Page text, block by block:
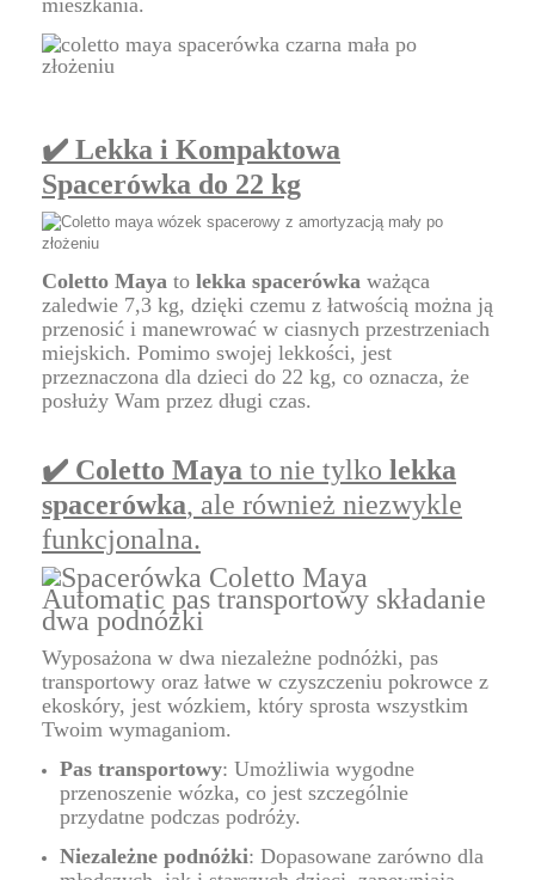
mieszkania.
✔️ Lekka i Kompaktowa
Spacerówka do 22 kg
Coletto Maya to lekka spacerówka ważąca
zaledwie 7,3 kg, dzięki czemu z łatwością można ją
przenosić i manewrować w ciasnych przestrzeniach
miejskich. Pomimo swojej lekkości, jest
przeznaczona dla dzieci do 22 kg, co oznacza, że
posłuży Wam przez długi czas.
✔️ Coletto Maya to nie tylko lekka
spacerówka, ale również niezwykle
funkcjonalna.
Wyposażona w dwa niezależne podnóżki, pas
transportowy oraz łatwe w czyszczeniu pokrowce z
ekoskóry, jest wózkiem, który sprosta wszystkim
Twoim wymaganiom.
Pas transportowy: Umożliwia wygodne
przenoszenie wózka, co jest szczególnie
przydatne podczas podróży.
Niezależne podnóżki: Dopasowane zarówno dla